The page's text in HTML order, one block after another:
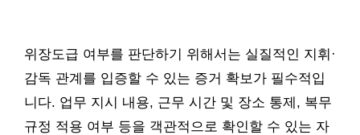
위장도급 여부를 판단하기 위해서는 실질적인 지휘·
감독 관계를 입증할 수 있는 증거 확보가 필수적입
니다. 업무 지시 내용, 근무 시간 및 장소 통제, 복무
규정 적용 여부 등을 객관적으로 확인할 수 있는 자